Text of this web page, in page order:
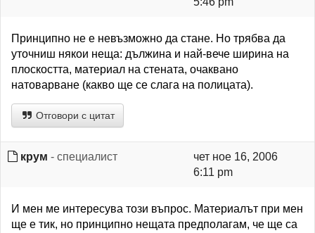
Принципно не е невъзможно да стане. Но трябва да
уточниш някои неща: дължина и най-вече ширина на
плоскостта, материал на стената, очаквано
натоварване (какво ще се слага на полицата).
Отговори с цитат
крум - специалист
чет ное 16, 2006
6:11 pm
И мен ме интересува този въпрос. Материалът при мен
ще е тик, но принципно нещата предполагам, че ще са